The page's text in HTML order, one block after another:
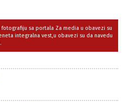
sa portala Za media u obavezi su
integralna vest,u obavezi su da navedu